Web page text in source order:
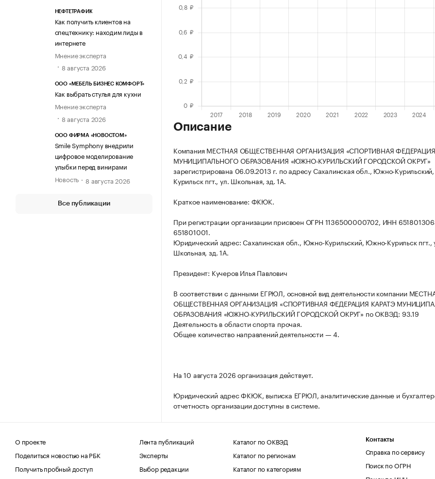
НЕФТЕТРАФИК
Как получить клиентов на
спецтехнику: находим лиды в
интернете
Мнение эксперта
8 августа 2026
ООО «МЕБЕЛЬ БИЗНЕС КОМФОРТ»
Как выбрать стулья для кухни
Мнение эксперта
8 августа 2026
ООО ФИРМА «НОВОСТОМ»
Smile Symphony внедрили
цифровое моделирование
улыбки перед винирами
Новость
8 августа 2026
Все публикации
Описание
Компания МЕСТНАЯ ОБЩЕСТВЕННАЯ ОРГАНИЗАЦИЯ «СПОРТИВНАЯ
МУНИЦИПАЛЬНОГО ОБРАЗОВАНИЯ «ЮЖНО-КУРИЛЬСКИЙ ГОРОДСКОЙ ОКРУГ»
зарегистрирована 06.09.2013 г. по адресу Сахалинская обл., Южно-
Курильск пгт., ул. Школьная, зд. 1А.
Краткое наименование: ФКЮК.
При регистрации организации присвоен ОГРН 1136500000702, ИНН
651801001.
Юридический адрес: Сахалинская обл., Южно-Курильский, Южно-Курильск пгт.,
Школьная, зд. 1А.
Президент: Кучеров Илья Павлович
В соответствии с данными ЕГРЮЛ, основной вид деятельности компании
ОБЩЕСТВЕННАЯ ОРГАНИЗАЦИЯ «СПОРТИВНАЯ ФЕДЕРАЦИЯ КАРАТЭ
ОБРАЗОВАНИЯ «ЮЖНО-КУРИЛЬСКИЙ ГОРОДСКОЙ ОКРУГ» по ОКВЭД: 93.19
Деятельность в области спорта прочая.
Общее количество направлений деятельности — 4.
На 10 августа 2026 организация действует.
Юридический адрес ФКЮК, выписка ЕГРЮЛ, аналитические данные и
отчетность организации доступны в системе.
О проекте
Поделиться новостью на РБК
Получить пробный доступ
Лента публикаций
Эксперты
Выбор редакции
Каталог по ОКВЭД
Каталог по регионам
Каталог по категориям
Контакты
Справка по сервису
Поиск по ОГРН